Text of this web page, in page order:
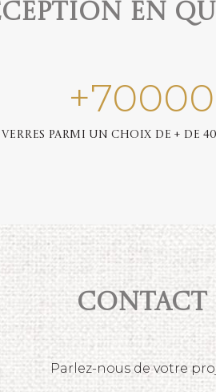
en
+70000
Verres parmi un choix de + de
Contact
Parlez-nous de votre